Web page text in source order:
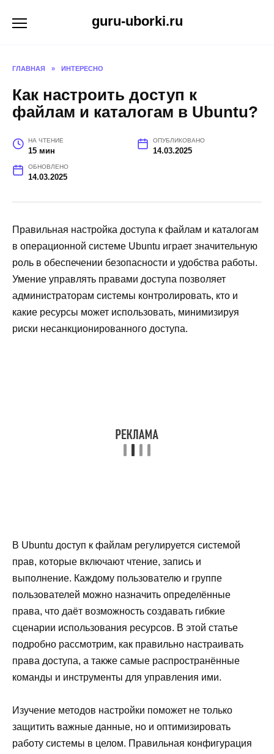
guru-uborki.ru
ГЛАВНАЯ » ИНТЕРЕСНО
Как настроить доступ к
файлам и каталогам в Ubuntu?
НА ЧТЕНИЕ
15 мин
ОПУБЛИКОВАНО
14.03.2025
ОБНОВЛЕНО
14.03.2025
Правильная настройка доступа к файлам и каталогам
в операционной системе Ubuntu играет значительную
роль в обеспечении безопасности и удобства работы.
Умение управлять правами доступа позволяет
администраторам системы контролировать, кто и
какие ресурсы может использовать, минимизируя
риски несанкционированного доступа.
В Ubuntu доступ к файлам регулируется системой
прав, которые включают чтение, запись и
выполнение. Каждому пользователю и группе
пользователей можно назначить определённые
права, что даёт возможность создавать гибкие
сценарии использования ресурсов. В этой статье
подробно рассмотрим, как правильно настраивать
права доступа, а также самые распространённые
команды и инструменты для управления ими.
Изучение методов настройки поможет не только
защитить важные данные, но и оптимизировать
работу системы в целом. Правильная конфигурация